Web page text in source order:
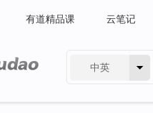
有道精品课 云笔记
中英